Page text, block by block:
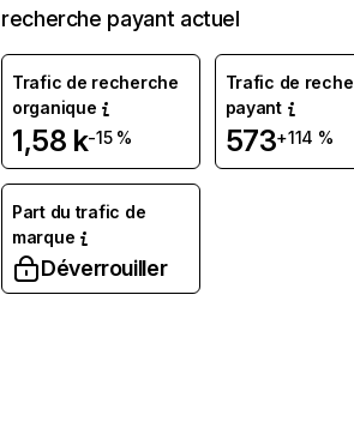
recherche payant actuel
Trafic de recherche
organique
1,58 k-15 %
Trafic de
payant
573+114 %
Part du trafic de
marque
Déverrouiller